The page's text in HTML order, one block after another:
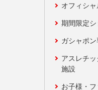
オフィシ
期間限定
ガシャポ
アスレチ
施設
お子様・